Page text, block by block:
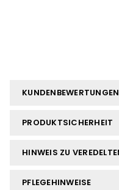
KUNDENBEWERTUNGEN
PRODUKTSICHERHEIT
HINWEIS ZU
PFLEGEHINWEISE